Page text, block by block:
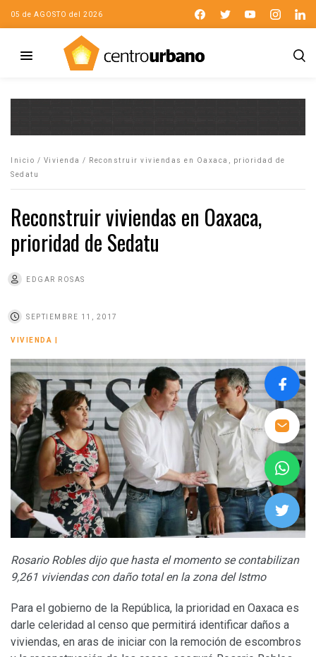
05 de AGOSTO del 2026
Inicio / Vivienda /
Reconstruir viviendas en Oaxaca, prioridad de
Sedatu
Reconstruir viviendas en Oaxaca,
prioridad de Sedatu
EDGAR ROSAS
SEPTIEMBRE 11, 2017
VIVIENDA
Rosario Robles dijo que hasta el momento se contabilizan
9,261 viviendas con daño total en la zona del Istmo
Para el gobierno de la República, la prioridad en Oaxaca es
darle celeridad al censo que permitirá identificar daños a
viviendas, en aras de iniciar con la remoción de escombros